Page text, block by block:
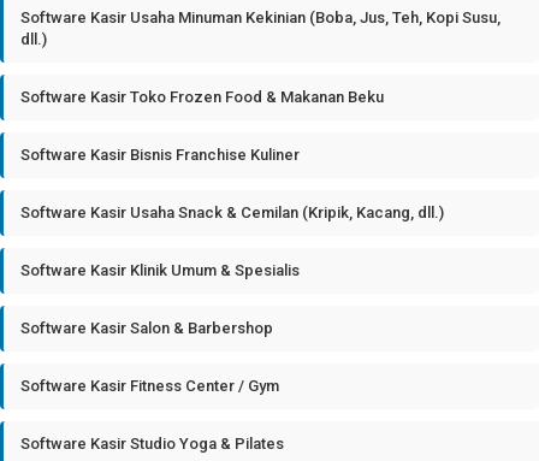
Software Kasir Usaha Minuman Kekinian (Boba, Jus, Teh, Kopi Susu,
dll.)
Software Kasir Toko Frozen Food & Makanan Beku
Software Kasir Bisnis Franchise Kuliner
Software Kasir Usaha Snack & Cemilan (Kripik, Kacang, dll.)
Software Kasir Klinik Umum & Spesialis
Software Kasir Salon & Barbershop
Software Kasir Fitness Center / Gym
Software Kasir Studio Yoga & Pilates